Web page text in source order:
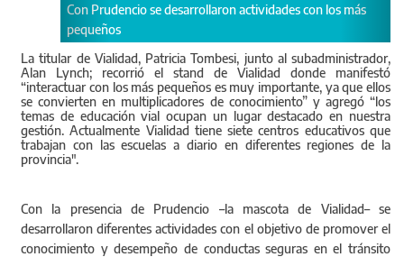
se desarrollaron actividades con los más Vialidad participó de la
La titular de Vialidad, Patricia Tombesi, junto al subadministrador,
Alan Lynch; recorrió el stand de Vialidad donde manifestó
“interactuar con los más pequeños es muy importante, ya que ellos
se convierten en multiplicadores de conocimiento” y agregó “los
temas de educación vial ocupan un lugar destacado en nuestra
gestión. Actualmente Vialidad tiene siete centros educativos que
trabajan con las escuelas a diario en diferentes regiones de la
provincia".
Con la presencia de Prudencio –la mascota de Vialidad– se
desarrollaron diferentes actividades con el objetivo de promover el
conocimiento y desempeño de conductas seguras en el tránsito